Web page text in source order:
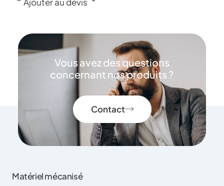
Vous avez des questions
concernant nos produits ?
Contact
Matériel mécanisé